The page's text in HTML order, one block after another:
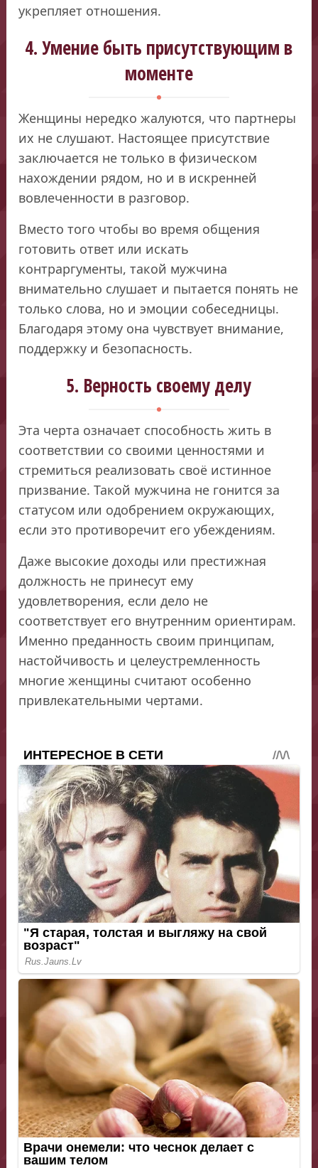
укрепляет отношения.
4. Умение быть присутствующим в
моменте
Женщины нередко жалуются, что партнеры
их не слушают. Настоящее присутствие
заключается не только в физическом
нахождении рядом, но и в искренней
вовлеченности в разговор.
Вместо того чтобы во время общения
готовить ответ или искать
контраргументы, такой мужчина
внимательно слушает и пытается понять не
только слова, но и эмоции собеседницы.
Благодаря этому она чувствует внимание,
поддержку и безопасность.
5. Верность своему делу
Эта черта означает способность жить в
соответствии со своими ценностями и
стремиться реализовать своё истинное
призвание. Такой мужчина не гонится за
статусом или одобрением окружающих,
если это противоречит его убеждениям.
Даже высокие доходы или престижная
должность не принесут ему
удовлетворения, если дело не
соответствует его внутренним ориентирам.
Именно преданность своим принципам,
настойчивость и целеустремленность
многие женщины считают особенно
привлекательными чертами.